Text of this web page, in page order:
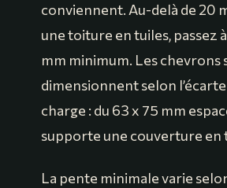
conviennent. Au-delà de 20
une toiture en tuiles, passez
mm minimum. Les chevrons
dimensionnent selon
charge : du 63 x 75 mm
supporte une couverture en
La pente minimale varie